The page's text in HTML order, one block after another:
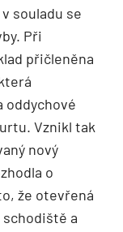
souladu se
Při
přičleněna
oddychové
Vznikl tak
nový
o
že otevřená
a